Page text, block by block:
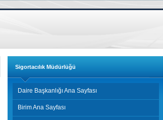
Sigortacılık Müdürlüğü
Daire Başkanlığı Ana Sayfası
Birim Ana Sayfası